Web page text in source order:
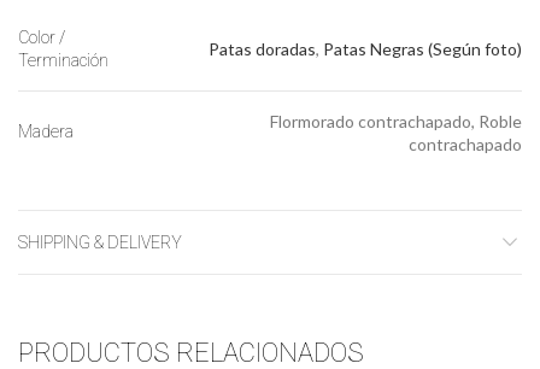
Color /
Terminación
Patas doradas, Patas Negras (Según foto)
Madera
Flormorado contrachapado, Roble
contrachapado
SHIPPING & DELIVERY
PRODUCTOS RELACIONADOS